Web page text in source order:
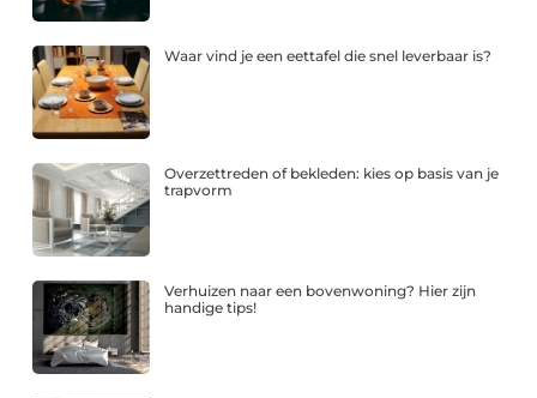
Waar vind je een eettafel die snel leverbaar is?
Overzettreden of bekleden: kies op basis van je
trapvorm
Verhuizen naar een bovenwoning? Hier zijn
handige tips!